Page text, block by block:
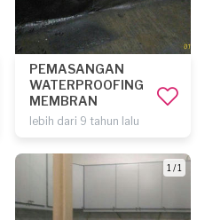
PEMASANGAN
WATERPROOFING
MEMBRAN
lebih dari 9 tahun lalu
1 / 1